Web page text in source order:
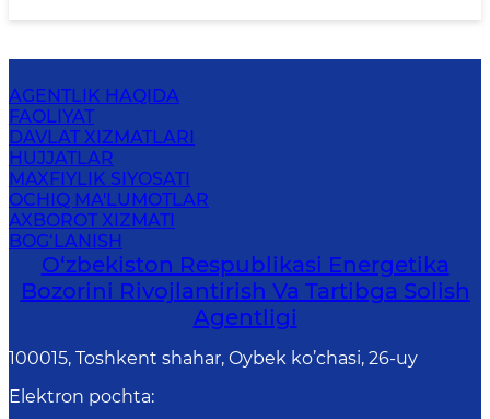
AGENTLIK HAQIDA
FAOLIYAT
DAVLAT XIZMATLARI
HUJJATLAR
MAXFIYLIK SIYOSATI
OCHIQ MA'LUMOTLAR
AXBOROT XIZMATI
BOG‘LANISH
O‘zbekiston Respublikasi Energetika
Bozorini Rivojlantirish Va Tartibga Solish
Agentligi
100015, Toshkent shahar, Oybek ko’chasi, 26-uy
Elektron pochta: